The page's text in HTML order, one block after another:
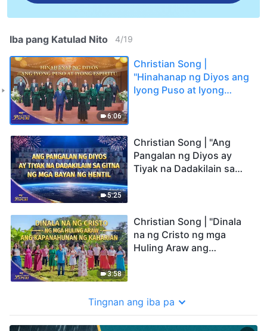
Iba pang Katulad Nito 4/19
6:06
Christian Song |
"Hinahanap ng Diyos ang
Iyong Puso at Iyong
5:25
Christian Song | "Ang
Pangalan ng Diyos ay
Tiyak na Dadakilain sa
3:58
Christian Song | "Dinala
na ng Cristo ng mga
Huling Araw ang
Tingnan ang iba pa